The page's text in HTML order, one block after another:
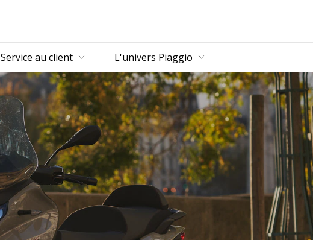
Service au client L'univers Piaggio